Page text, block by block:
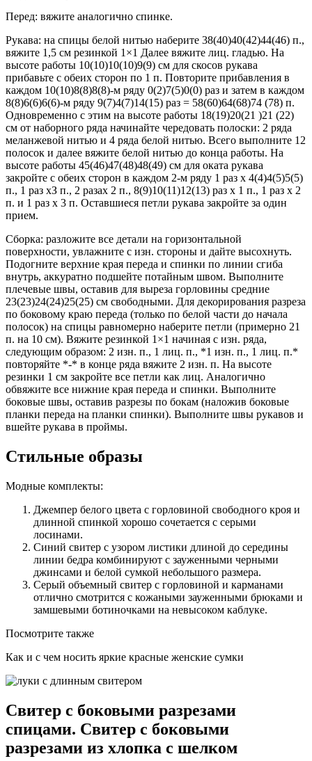
Перед: вяжите аналогично спинке.
Рукава: на спицы белой нитью наберите 38(40)40(42)44(46) п.,
вяжите 1,5 см резинкой 1×1 Далее вяжите лиц. гладью. На
высоте работы 10(10)10(10)9(9) см для скосов рукава
прибавьте с обеих сторон по 1 п. Повторите прибавления в
каждом 10(10)8(8)8(8)-м ряду 0(2)7(5)0(0) раз и затем в каждом
8(8)6(6)6(6)-м ряду 9(7)4(7)14(15) раз = 58(60)64(68)74 (78) п.
Одновременно с этим на высоте работы 18(19)20(21 )21 (22)
см от наборного ряда начинайте чередовать полоски: 2 ряда
меланжевой нитью и 4 ряда белой нитью. Всего выполните 12
полосок и далее вяжите белой нитью до конца работы. На
высоте работы 45(46)47(48)48(49) см для оката рукава
закройте с обеих сторон в каждом 2-м ряду 1 раз х 4(4)4(5)5(5)
п., 1 раз хЗ п., 2 разах 2 п., 8(9)10(11)12(13) раз х 1 п., 1 раз х 2
п. и 1 раз х 3 п. Оставшиеся петли рукава закройте за один
прием.
Сборка: разложите все детали на горизонтальной
поверхности, увлажните с изн. стороны и дайте высохнуть.
Подогните верхние края переда и спинки по линии сгиба
внутрь, аккуратно подшейте потайным швом. Выполните
плечевые швы, оставив для выреза горловины средние
23(23)24(24)25(25) см свободными. Для декорирования разреза
по боковому краю переда (только по белой части до начала
полосок) на спицы равномерно наберите петли (примерно 21
п. на 10 см). Вяжите резинкой 1×1 начиная с изн. ряда,
следующим образом: 2 изн. п., 1 лиц. п., *1 изн. п., 1 лиц. п.*
повторяйте *-* в конце ряда вяжите 2 изн. п. На высоте
резинки 1 см закройте все петли как лиц. Аналогично
обвяжите все нижние края переда и спинки. Выполните
боковые швы, оставив разрезы по бокам (наложив боковые
планки переда на планки спинки). Выполните швы рукавов и
вшейте рукава в проймы.
Стильные образы
Модные комплекты:
Джемпер белого цвета с горловиной свободного кроя и
длинной спинкой хорошо сочетается с серыми
лосинами.
Синий свитер с узором листики длиной до середины
линии бедра комбинируют с зауженными черными
джинсами и белой сумкой небольшого размера.
Серый объемный свитер с горловиной и карманами
отлично смотрится с кожаными зауженными брюками и
замшевыми ботиночками на невысоком каблуке.
Посмотрите также
Как и с чем носить яркие красные женские сумки
Свитер с боковыми разрезами
спицами. Свитер с боковыми
разрезами из хлопка с шелком